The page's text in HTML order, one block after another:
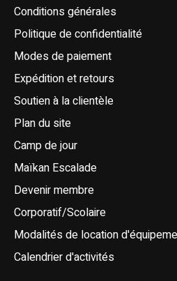
Conditions générales
Politique de confidentialité
Modes de paiement
Expédition et retours
Soutien à la clientèle
Plan du site
Camp de jour
Maïkan Escalade
Devenir membre
Corporatif/Scolaire
Modalités de location
Calendrier d'activités